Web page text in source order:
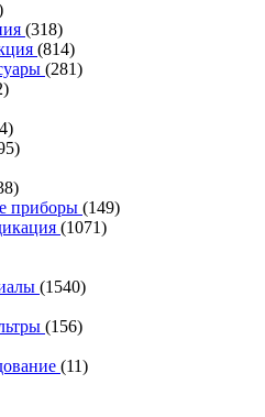
(318)
(814)
(281)
приборы (149)
(1071)
(1540)
(156)
(11)